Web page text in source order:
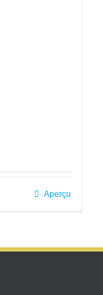
Aperçu